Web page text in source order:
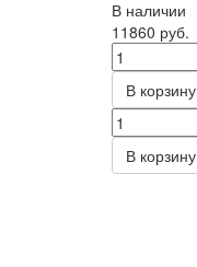
В наличии
11860 руб.
В корзину
В корзину